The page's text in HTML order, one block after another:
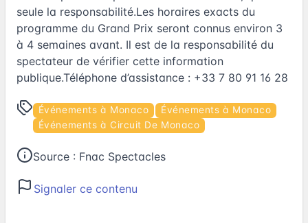
seule la responsabilité.Les horaires exacts du
programme du Grand Prix seront connus environ 3
à 4 semaines avant. Il est de la responsabilité du
spectateur de vérifier cette information
publique.Téléphone d’assistance : +33 7 80 91 16 28
Événements à Monaco
Événements à Monaco
Événements à Circuit De Monaco
Source : Fnac Spectacles
Signaler ce contenu